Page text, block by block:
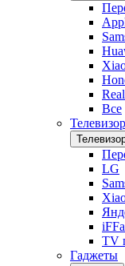
Все
LG
TV
Гаджеты